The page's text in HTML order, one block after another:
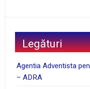
Legături
Agentia Adventista
– ADRA